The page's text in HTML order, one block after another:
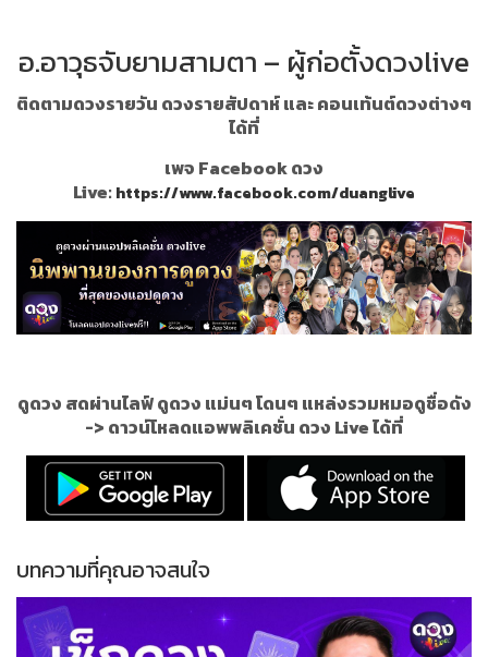
อ.อาวุธจับยามสามตา – ผู้ก่อตั้งดวงlive
ติดตามดวงรายวัน ดวงรายสัปดาห์ และ คอนเท้นต์ดวงต่างๆ
ได้ที่
เพจ Facebook ดวง
Live:https://www.facebook.com/duanglive
ดูดวง สดผ่านไลฟ์ ดูดวง แม่นๆ โดนๆ แหล่งรวมหมอดูชื่อดัง
-> ดาวน์โหลดแอพพลิเคชั่น ดวง Live ได้ที่
บทความที่คุณอาจสนใจ